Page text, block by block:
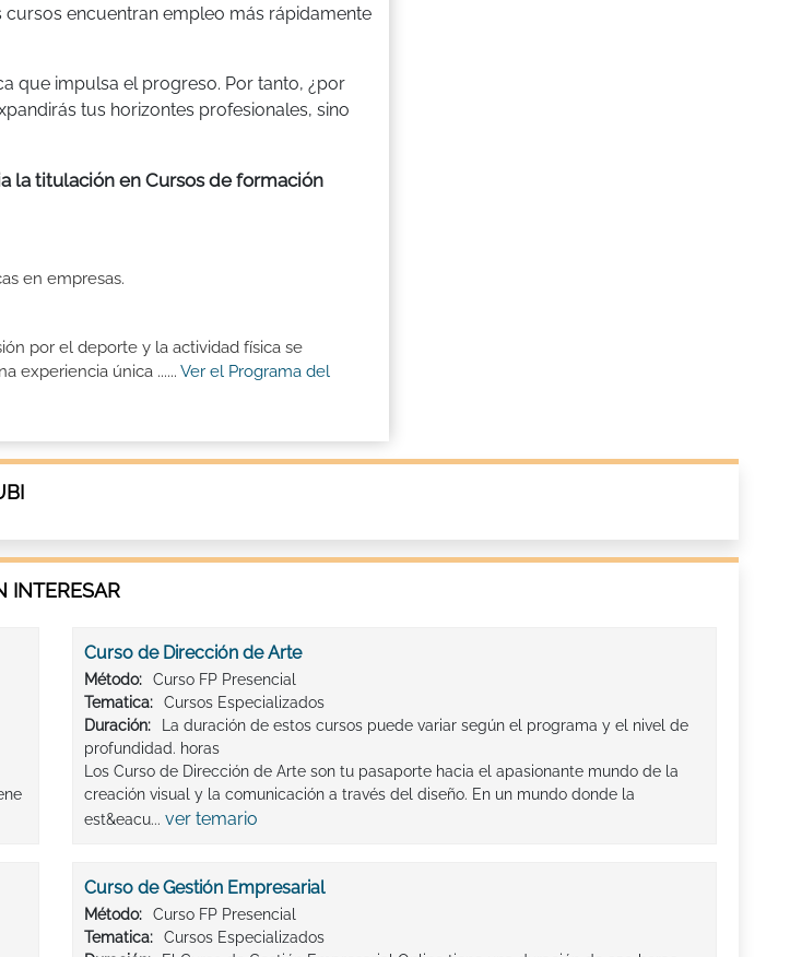
encuentran empleo más rápidamente
que impulsa el progreso. Por tanto, ¿por
tus horizontes profesionales, sino
la titulación en Cursos de formación
en empresas.
por el deporte y la actividad física se
experiencia única ...... Ver el Programa del
INTERESAR
Curso de Dirección de Arte
Método:
Curso FP Presencial
Tematica:
Cursos Especializados
Duración:
La duración de estos cursos puede variar según el programa y el nivel de
profundidad. horas
Los Curso de Dirección de Arte son tu pasaporte hacia el apasionante mundo de la
creación visual y la comunicación a través del diseño. En un mundo donde la
est&eacu... ver temario
Curso de Gestión Empresarial
Método:
Curso FP Presencial
Tematica:
Cursos Especializados